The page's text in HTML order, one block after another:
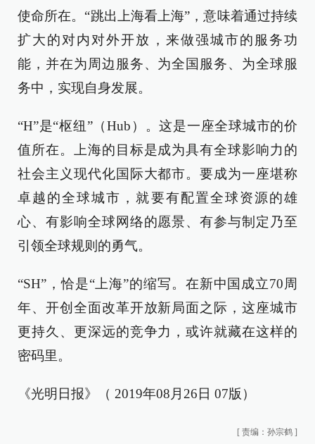
使命所在。“跳出上海看上海”，意味着通过持续
扩大的对内对外开放，来做强城市的服务功
能，并在为周边服务、为全国服务、为全球服
务中，实现自身发展。
“H”是“枢纽”（Hub）。这是一座全球城市的价
值所在。上海的目标是成为具有全球影响力的
社会主义现代化国际大都市。要成为一座堪称
卓越的全球城市，就要有配置全球资源的雄
心、有影响全球网络的愿景、有参与制定乃至
引领全球规则的勇气。
“SH”，恰是“上海”的缩写。在新中国成立70周
年、开创全面改革开放新局面之际，这座城市
更持久、更深远的竞争力，或许就藏在这样的
密码里。
《光明日报》（ 2019年08月26日 07版）
[ 责编：孙宗鹤 ]